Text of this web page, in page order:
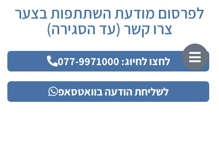
לפרסום מודעת השתתפות בצער
צרו קשר (עד הסגירה)
לחצו לחיוג: 077-9971000
לשליחת הודעה בוואטסאפ